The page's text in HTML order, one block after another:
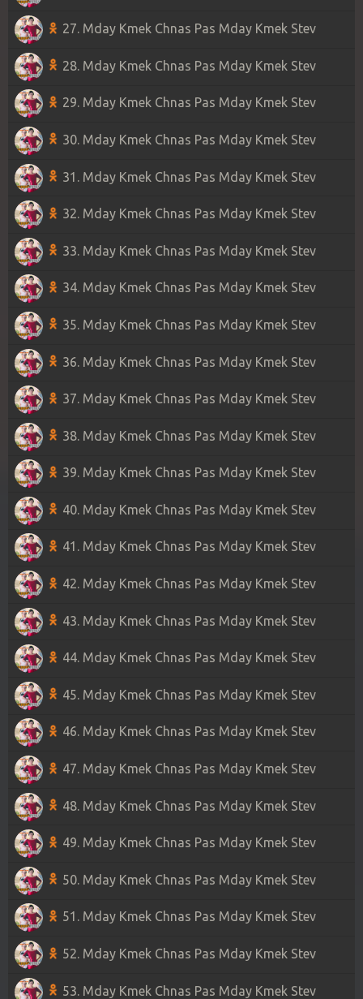
27. Mday Kmek Chnas Pas Mday Kmek Stev
28. Mday Kmek Chnas Pas Mday Kmek Stev
29. Mday Kmek Chnas Pas Mday Kmek Stev
30. Mday Kmek Chnas Pas Mday Kmek Stev
31. Mday Kmek Chnas Pas Mday Kmek Stev
32. Mday Kmek Chnas Pas Mday Kmek Stev
33. Mday Kmek Chnas Pas Mday Kmek Stev
34. Mday Kmek Chnas Pas Mday Kmek Stev
35. Mday Kmek Chnas Pas Mday Kmek Stev
36. Mday Kmek Chnas Pas Mday Kmek Stev
37. Mday Kmek Chnas Pas Mday Kmek Stev
38. Mday Kmek Chnas Pas Mday Kmek Stev
39. Mday Kmek Chnas Pas Mday Kmek Stev
40. Mday Kmek Chnas Pas Mday Kmek Stev
41. Mday Kmek Chnas Pas Mday Kmek Stev
42. Mday Kmek Chnas Pas Mday Kmek Stev
43. Mday Kmek Chnas Pas Mday Kmek Stev
44. Mday Kmek Chnas Pas Mday Kmek Stev
45. Mday Kmek Chnas Pas Mday Kmek Stev
46. Mday Kmek Chnas Pas Mday Kmek Stev
47. Mday Kmek Chnas Pas Mday Kmek Stev
48. Mday Kmek Chnas Pas Mday Kmek Stev
49. Mday Kmek Chnas Pas Mday Kmek Stev
50. Mday Kmek Chnas Pas Mday Kmek Stev
51. Mday Kmek Chnas Pas Mday Kmek Stev
52. Mday Kmek Chnas Pas Mday Kmek Stev
53. Mday Kmek Chnas Pas Mday Kmek Stev